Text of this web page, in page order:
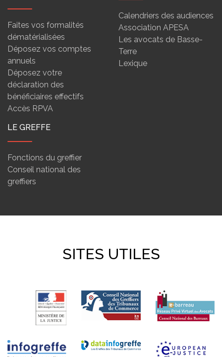
Faites vos formalités
dématérialisées
Déposez vos comptes
annuels
Déposez votre
déclaration des
bénéficiaires effectifs
Accès RPVA
Calendriers des audiences
Association APESA
Les avocats de Basse-
Terre
Lexique
LE GREFFE
Fonctions du greffier
Conseil national des
greffiers
SITES UTILES